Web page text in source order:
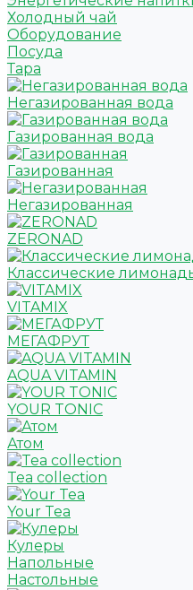
Холодный чай
Оборудование
Посуда
Тара
Негазированная вода
Газированная вода
Газированная
Негазированная
ZERONAD
Классические
VITAMIX
МЕГАФРУТ
AQUA VITAMIN
YOUR TONIC
Атом
Tea collection
Your Tea
Кулеры
Напольные
Настольные